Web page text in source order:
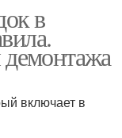
в
демонтажа
включает в